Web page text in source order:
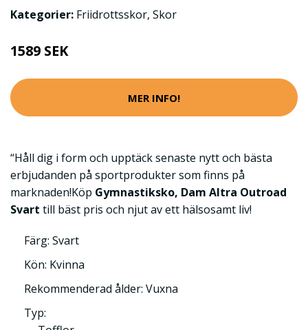
Kategorier: Friidrottsskor, Skor
1589 SEK
MER INFO!
“Håll dig i form och upptäck senaste nytt och bästa
erbjudanden på sportprodukter som finns på
marknaden!Köp Gymnastiksko, Dam Altra Outroad
Svart till bäst pris och njut av ett hälsosamt liv!
Färg: Svart
Kön: Kvinna
Rekommenderad ålder: Vuxna
Typ: